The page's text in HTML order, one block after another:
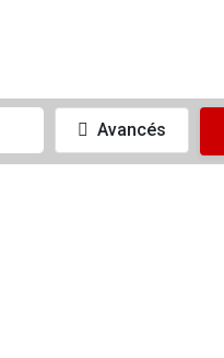
Avancés